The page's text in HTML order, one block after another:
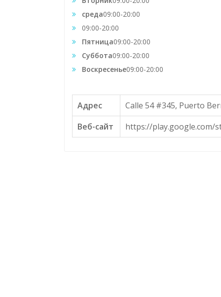
среда09:00-20:00
09:00-20:00
Пятница09:00-20:00
Суббота09:00-20:00
Воскресенье09:00-20:00
Адрес
Calle 54 #345, Puerto
Веб-сайт
https://play.google.com/